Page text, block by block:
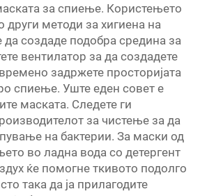
за спиење. Користењето
други методи за хигиена на
создаде подобра средина за
вентилатор за да создадете
задржете просторијата
спиење. Уште еден совет е
маската. Следете ги
за чистење за да
на бактерии. За маски од
во ладна вода со детергент
ќе помогне ткивото подолго
така да ја прилагодите